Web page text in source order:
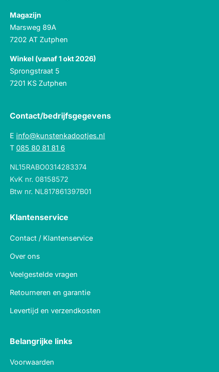
Magazijn
Marsweg 89A
7202 AT Zutphen
Winkel (vanaf 1 okt 2026)
Sprongstraat 5
7201 KS Zutphen
Contact/bedrijfsgegevens
E info@kunstenkadootjes.nl
T 085 80 81 81 6
NL15RABO0314283374
KvK nr. 08158572
Btw nr. NL817861397B01
Klantenservice
Contact / Klantenservice
Over ons
Veelgestelde vragen
Retourneren en garantie
Levertijd en verzendkosten
Belangrijke links
Voorwaarden